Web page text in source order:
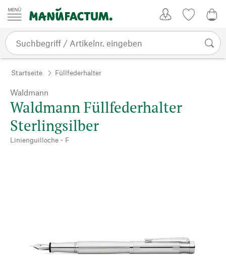
Zum Inhalt springen
Startseite Füllfederhalter
Waldmann
Waldmann Füllfederhalter
Sterlingsilber
Linienguilloche - F